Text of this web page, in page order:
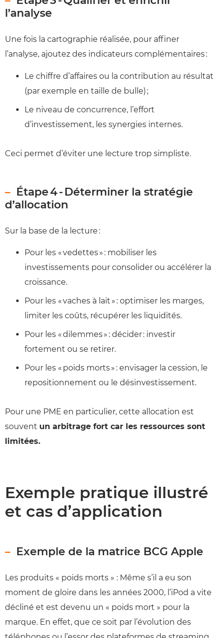
l’analyse
Une fois la cartographie réalisée, pour affiner
l’analyse, ajoutez des indicateurs complémentaires :
Le chiffre d’affaires ou la contribution au résultat
(par exemple en taille de bulle) ;
Le niveau de concurrence, l’effort
d’investissement, les synergies internes.
Ceci permet d’éviter une lecture trop simpliste.
Étape 4 - Déterminer la stratégie
d’allocation
Sur la base de la lecture :
Pour les « vedettes » : mobiliser les
investissements pour consolider ou accélérer la
croissance.
Pour les « vaches à lait » : optimiser les marges,
limiter les coûts, récupérer les liquidités.
Pour les « dilemmes » : décider : investir
fortement ou se retirer.
Pour les « poids morts » : envisager la cession, le
repositionnement ou le désinvestissement.
Pour une PME en particulier, cette allocation est
souvent un arbitrage fort car les ressources sont
limitées.
Exemple pratique illustré
et cas d’application
Exemple de la matrice BCG Apple
Les produits « poids morts » : Même s’il a eu son
moment de gloire dans les années 2000, l’iPod a vite
décliné et est devenu un « poids mort » pour la
marque. En effet, que ce soit par l’évolution des